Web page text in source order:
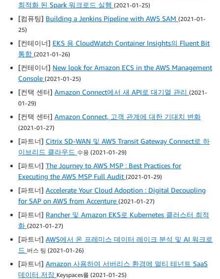
최적화 된 Spark 워크로드 실행 (2021-01-25)
[컴퓨팅] Building a Jenkins Pipeline with AWS SAM (2021-01-
25)
[컨테이너] EKS 용 CloudWatch Container Insights의 Fluent Bit
통합 (2021-01-26)
[컨테이너] New look for Amazon ECS in the AWS Management
Console (2021-01-25)
[컨택 센터] Amazon Connect에서 새 API로 대기열 관리 (2021-
01-29)
[컨택 센터] Amazon Connect, 고객 관계에 대한 기대치 변화
(2021-01-27)
[파트너] Citrix SD-WAN 및 AWS Transit Gateway Connect로 하
이브리드 클라우드 수용 (2021-01-29)
[파트너] The Journey to AWS MSP : Best Practices for
Executing the AWS MSP Full Audit (2021-01-29)
[파트너] Accelerate Your Cloud Adoption : Digital Decoupling
for SAP on AWS from Accenture (2021-01-27)
[파트너] Rancher 및 Amazon EKS로 Kubernetes 클러스터 최적
화 (2021-01-27)
[파트너] AWS에서 온 프레미스 데이터 레이크 분석 및 AI 워크로
드 버스 팅 (2021-01-26)
[파트너] Amazon 사용하여 서버리스 환경에 멀티 테넌트 SaaS
데이터 저장 Keyspaces를 (2021-01-25)